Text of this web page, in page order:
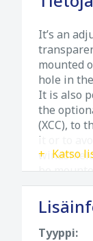
It’s an
mounted
hole in
It is also
the
(XCC), to
it or to
be
“S”) or
Katso
Tyyppi: